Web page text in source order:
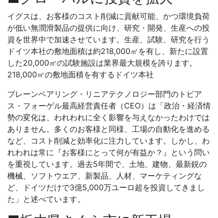
イグスは、お客様のコスト削減に貢献可能、かつ環境負荷
が低い無潤滑製品の提供に向け、研究・開発、生産への投
資を世界中で加速させています。生産、試験、研究を行う
ドイツ本社の敷地面積は約218,000㎡を有し、新たに設置
した20,000㎡の試験施設は業界最大規模を誇ります。
218,000㎡の敷地面積を有するドイツ本社
プレーンベアリング・リニアテクノロジー部門のトビア
ス・フォーゲル最高経営責任者（CEO）は「政治・経済情
勢の変化は、われわれに全く影響を与えなかったわけでは
ありません。多くのお客様と同様、工場の自動化を進める
など、コスト削減と効率化に注力しています。しかし、わ
れわれは常に『お客様にとって何が有益か？』という問い
を重視しています。過去5年間で、土地、建物、最新鋭の
機械、ソフトウエア、新製品、人材、マーケティングな
ど、ドイツだけで3億5,000万ユーロ超を投資してきまし
た」と述べています。